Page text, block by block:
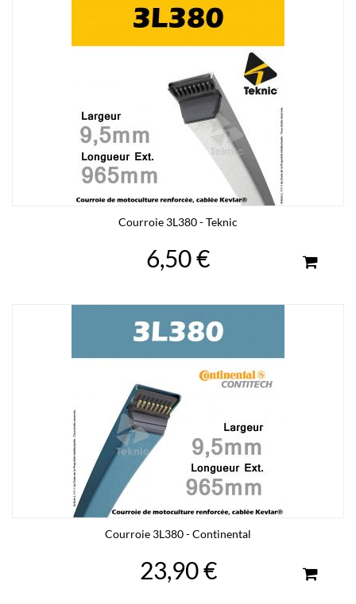
Courroie 3L380 - Teknic
6,50 €
Courroie 3L380 - Continental
23,90 €